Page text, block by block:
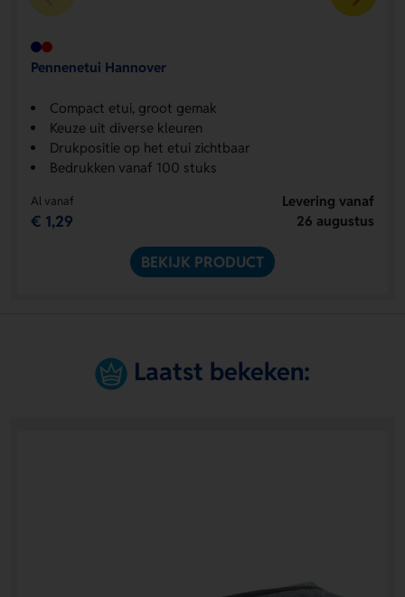
Pennenetui Hannover
Compact etui, groot gemak
Keuze uit diverse kleuren
Drukpositie op het etui zichtbaar
Bedrukken vanaf 100 stuks
Al vanaf
€ 1,29
Levering vanaf
26 augustus
BEKIJK PRODUCT
Laatst bekeken: